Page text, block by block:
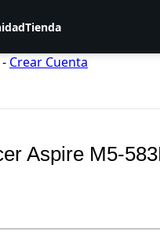
Tienda
Crear Cuenta
Aspire M5-